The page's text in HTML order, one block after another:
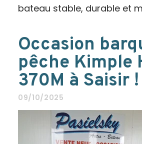
bateau stable, durable et
Occasion
pêche Kimple
370M à Saisir !
09/10/2025